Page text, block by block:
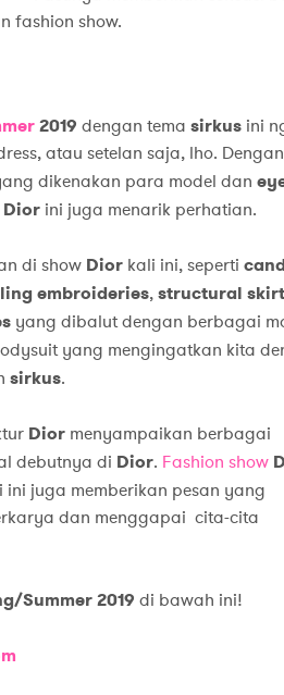
fashion show.
2019 dengan tema sirkusini
atau setelan saja, lho. Dengan
dikenakan para model dan
Diorini juga menarik perhatian.
di show Diorkali ini, seperti
embroideries,structural
yang dibalut dengan berbagai
yang mengingatkan kita
sirkus.
Diormenyampaikan berbagai
debutnya di Dior. Fashion show
ini juga memberikan pesan yang
dan menggapai cita-cita
Summer 2019 di bawah ini!